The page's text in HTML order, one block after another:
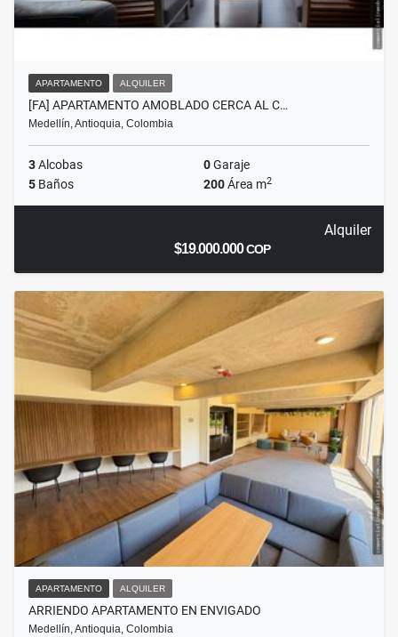
APARTAMENTO ALQUILER
[FA] APARTAMENTO AMOBLADO CERCA AL C…
Medellín, Antioquia, Colombia
3Alcobas 0Garaje
5 Baños 200Área m2
Alquiler
$19.000.000COP
APARTAMENTO ALQUILER
ARRIENDO APARTAMENTO EN ENVIGADO
Medellín, Antioquia, Colombia